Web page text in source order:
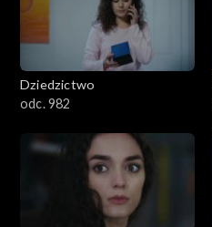
Dziedzictwo
odc. 982